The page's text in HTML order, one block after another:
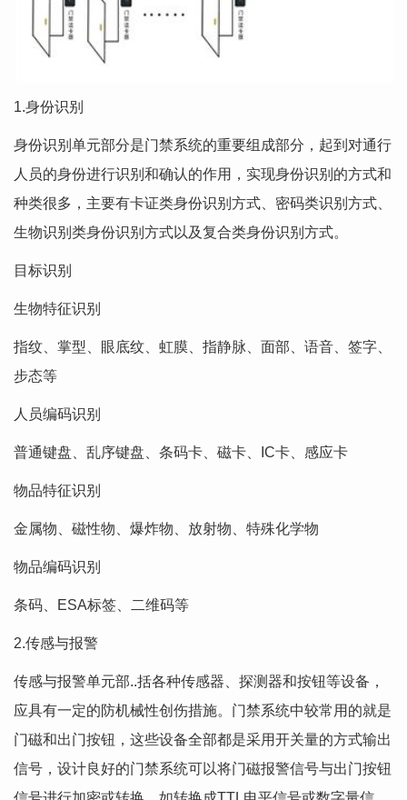
1.身份识别
身份识别单元部分是门禁系统的重要组成部分，起到对通行
人员的身份进行识别和确认的作用，实现身份识别的方式和
种类很多，主要有卡证类身份识别方式、密码类识别方式、
生物识别类身份识别方式以及复合类身份识别方式。
目标识别
生物特征识别
指纹、掌型、眼底纹、虹膜、指静脉、面部、语音、签字、
步态等
人员编码识别
普通键盘、乱序键盘、条码卡、磁卡、IC卡、感应卡
物品特征识别
金属物、磁性物、爆炸物、放射物、特殊化学物
物品编码识别
条码、ESA标签、二维码等
2.传感与报警
传感与报警单元部..括各种传感器、探测器和按钮等设备，
应具有一定的防机械性创伤措施。门禁系统中较常用的就是
门磁和出门按钮，这些设备全部都是采用开关量的方式输出
信号，设计良好的门禁系统可以将门磁报警信号与出门按钮